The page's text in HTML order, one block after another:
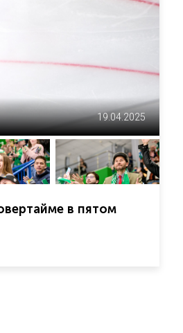
19.04.2025
в пятом